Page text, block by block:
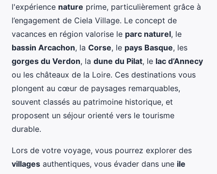
l'expérience nature prime, particulièrement grâce à
l’engagement de Ciela Village. Le concept de
vacances en région valorise le parc naturel, le
bassin Arcachon, la Corse, le pays Basque, les
gorges du Verdon, la dune du Pilat, le lac d’Annecy
ou les châteaux de la Loire. Ces destinations vous
plongent au cœur de paysages remarquables,
souvent classés au patrimoine historique, et
proposent un séjour orienté vers le tourisme
durable.
Lors de votre voyage, vous pourrez explorer des
villages authentiques, vous évader dans une ile